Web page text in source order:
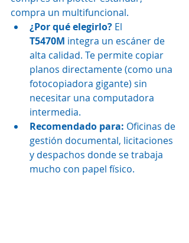
compra un multifuncional.
¿Por qué elegirlo? El
T5470M integra un escáner de
alta calidad. Te permite copiar
planos directamente (como una
fotocopiadora gigante) sin
necesitar una computadora
intermedia.
Recomendado para: Oficinas de
gestión documental, licitaciones
y despachos donde se trabaja
mucho con papel físico.